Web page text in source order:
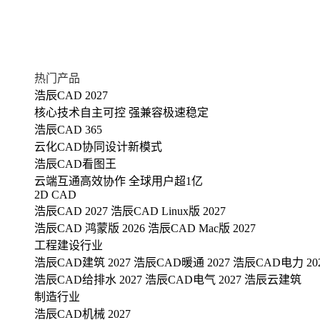
热门产品
浩辰CAD 2027
核心技术自主可控 强兼容极速稳定
浩辰CAD 365
云化CAD协同设计新模式
浩辰CAD看图王
云端互通高效协作 全球用户超1亿
2D CAD
浩辰CAD 2027 浩辰CAD Linux版 2027
浩辰CAD 鸿蒙版 2026 浩辰CAD Mac版 2027
工程建设行业
浩辰CAD建筑 2027 浩辰CAD暖通 2027 浩辰CAD电力
浩辰CAD给排水 2027 浩辰CAD电气 2027 浩辰云建筑
制造行业
浩辰CAD机械 2027